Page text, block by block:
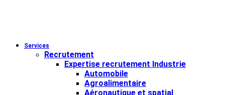
Services
Recrutement
Expertise recrutement Industrie
Automobile
Agroalimentaire
Aéronautique et spatial